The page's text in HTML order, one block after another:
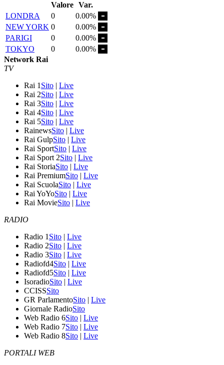
Valore Var.
LONDRA
0
0.00%
NEW YORK 0
0.00%
PARIGI
0
0.00%
TOKYO
0
0.00%
Network Rai
TV
Rai 1 Sito | Live
Rai 2Sito | Live
Rai 3Sito | Live
Rai 4Sito | Live
Rai 5Sito | Live
RainewsSito | Live
Rai GulpSito | Live
Rai SportSito | Live
Rai Sport 2Sito | Live
Rai StoriaSito | Live
Rai PremiumSito | Live
Rai ScuolaSito | Live
Rai YoYoSito | Live
Rai MovieSito | Live
RADIO
Radio 1 Sito | Live
Radio 2Sito | Live
Radio 3Sito | Live
Radiofd4Sito | Live
Radiofd5Sito | Live
IsoradioSito | Live
CCISSSito
GR ParlamentoSito | Live
Giornale RadioSito
Web Radio 6Sito | Live
Web Radio 7Sito | Live
Web Radio 8Sito | Live
PORTALI WEB